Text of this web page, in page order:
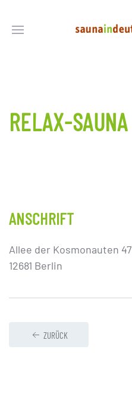
RELAX-SAUNA
ANSCHRIFT
Allee der Kosmonauten 47
12681 Berlin
ZURÜCK